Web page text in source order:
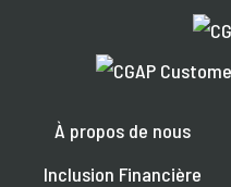
À propos de nous
Inclusion Financière